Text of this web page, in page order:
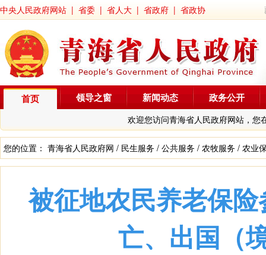
中央人民政府网站 | 省委 | 省人大 | 省政府 | 省政协
首页
欢迎您访问青海省人民政府网站，您
领导之窗 新闻动态 政务公开
您的位置： 青海省人民政府网 / 民生服务 / 公共服务 / 农牧服务 / 农业
被征地农民养老保
亡、出国（